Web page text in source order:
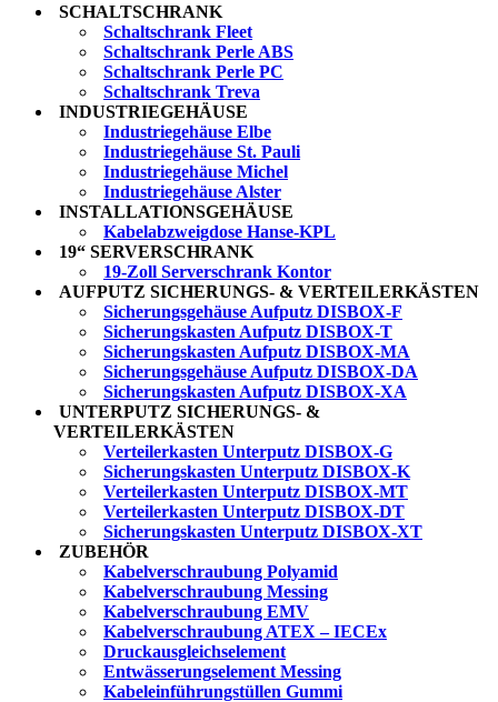
SCHALTSCHRANK
Schaltschrank Fleet
Schaltschrank Perle ABS
Schaltschrank Perle PC
Schaltschrank Treva
INDUSTRIEGEHÄUSE
Industriegehäuse Elbe
Industriegehäuse St. Pauli
Industriegehäuse Michel
Industriegehäuse Alster
INSTALLATIONSGEHÄUSE
Kabelabzweigdose Hanse-KPL
19“ SERVERSCHRANK
19-Zoll Serverschrank Kontor
AUFPUTZ SICHERUNGS- & VERTEILERKÄSTEN
Sicherungsgehäuse Aufputz DISBOX-F
Sicherungskasten Aufputz DISBOX-T
Sicherungskasten Aufputz DISBOX-MA
Sicherungsgehäuse Aufputz DISBOX-DA
Sicherungskasten Aufputz DISBOX-XA
UNTERPUTZ SICHERUNGS- &
VERTEILERKÄSTEN
Verteilerkasten Unterputz DISBOX-G
Sicherungskasten Unterputz DISBOX-K
Verteilerkasten Unterputz DISBOX-MT
Verteilerkasten Unterputz DISBOX-DT
Sicherungskasten Unterputz DISBOX-XT
ZUBEHÖR
Kabelverschraubung Polyamid
Kabelverschraubung Messing
Kabelverschraubung EMV
Kabelverschraubung ATEX – IECEx
Druckausgleichselement
Entwässerungselement Messing
Kabeleinführungstüllen Gummi